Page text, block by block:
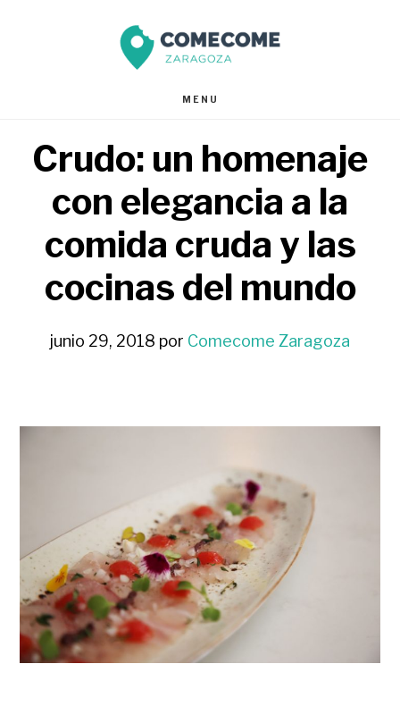
página
MENU
Crudo: un homenaje
con elegancia a la
comida cruda y las
cocinas del mundo
junio 29, 2018 por Comecome Zaragoza